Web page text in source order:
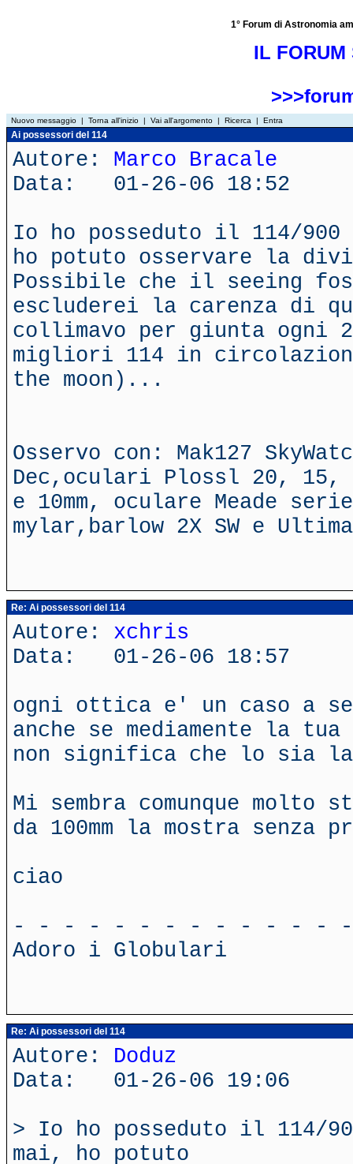
1° Forum di Astronomia
IL FORUM
Nuovo messaggio | Torna all'inizio | Vai all'argomento | Ricerca | Entra
Ai possessori del 114
Autore: Marco Bracale
Data: 01-26-06 18:52
Io ho posseduto il 114/
ho potuto osservare la
Possibile che il seeing
escluderei la carenza di
collimavo per giunta ogni
migliori 114 in
the moon)...
Osservo con: Mak127
Dec,oculari Plossl 20, 15,
e 10mm, oculare Meade
mylar,barlow 2X SW e
Re: Ai possessori del 114
Autore: xchris
Data: 01-26-06 18:57
ogni ottica e' un caso a
anche se mediamente la
non significa che lo sia
Mi sembra comunque molto
da 100mm la mostra
ciao
- - - - - - - - - - - - -
Adoro i Globulari
Re: Ai possessori del 114
Autore: Doduz
Data: 01-26-06 19:06
> Io ho posseduto il 114/
mai, ho potuto